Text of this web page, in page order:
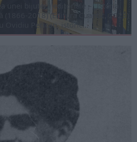
unei bijuterii editoriale – „Istoria
(1866-2018) (Editura Cuantic, 2023)
Ovidiu Pecican, istoric...